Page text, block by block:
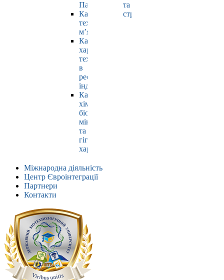
Павлюк
Кафедра
технології
м’яса
Кафедра
харчових
технологій
в
ресторанній
індустрії
Кафедра
хімії,
біохімії,
мікробіології
та
гігієни
харчування
та
страхування
Міжнародна діяльність
Центр Євроінтеграції
Партнери
Контакти